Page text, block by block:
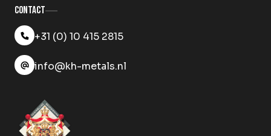
Contact
+31 (0) 10 415 2815
info@kh-metals.nl